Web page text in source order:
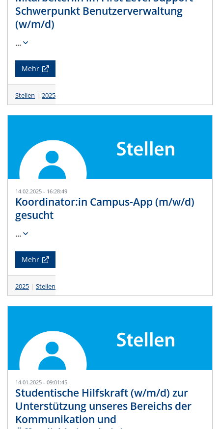
Schwerpunkt Benutzerverwaltung
(w/m/d)
...
Mehr
Stellen 2025
14.02.2025 - 16:28:49
Koordinator:in Campus-App (m/w/d)
gesucht
...
Mehr
2025 Stellen
14.01.2025 - 09:01:45
Studentische Hilfskraft (w/m/d) zur
Unterstützung unseres Bereichs der
Kommunikation und